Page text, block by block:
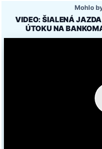
Mohlo
VIDEO: ŠIALENÁ
ÚTOKU NA